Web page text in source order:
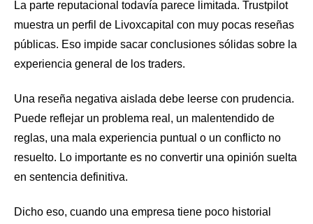
La parte reputacional todavía parece limitada. Trustpilot
muestra un perfil de Livoxcapital con muy pocas reseñas
públicas. Eso impide sacar conclusiones sólidas sobre la
experiencia general de los traders.
Una reseña negativa aislada debe leerse con prudencia.
Puede reflejar un problema real, un malentendido de
reglas, una mala experiencia puntual o un conflicto no
resuelto. Lo importante es no convertir una opinión suelta
en sentencia definitiva.
Dicho eso, cuando una empresa tiene poco historial